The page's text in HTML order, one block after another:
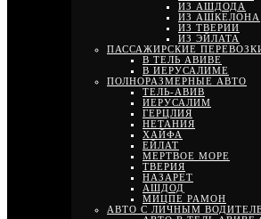
ИЗ АШДОДА
ИЗ АШКЕЛОНА
ИЗ ТВЕРИИ
ИЗ ЭЙЛАТА
ПАССАЖИРСКИЕ
В ТЕЛЬ АВИВЕ
В ИЕРУСАЛИМЕ
ПОЛНОРАЗМЕРНЫЕ АВТО
ТЕЛЬ-АВИВ
ИЕРУСАЛИМ
ГЕРЦЛИЯ
НЕТАНИЯ
ХАЙФА
ЕЙЛАТ
МЕРТВОЕ МОРЕ
ТВЕРИЯ
НАЗАРЕТ
АШДОД
МИЦПЕ РАМОН
АВТО С ЛИЧНЫМ